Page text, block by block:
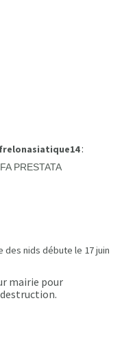
:
PRESTATA
nids débute le 17 juin
mairie pour